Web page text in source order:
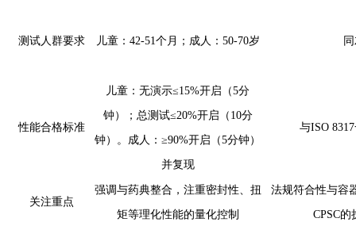
测试人群要求 儿童：42-51个月；成人：50-70岁
性能合格标准
儿童：无演示≤15%开启（5分
钟）；总测试≤20%开启（10分
钟）。成人：≥90%开启（5分钟）
并复现
与ISO
关注重点
强调与药典整合，注重密封性、扭
矩等理化性能的量化控制
法规符合性与容
CPSC